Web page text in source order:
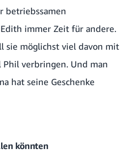
betriebssamen
immer Zeit für andere.
sie möglichst viel davon mit
verbringen. Und man
hat seine Geschenke
könnten